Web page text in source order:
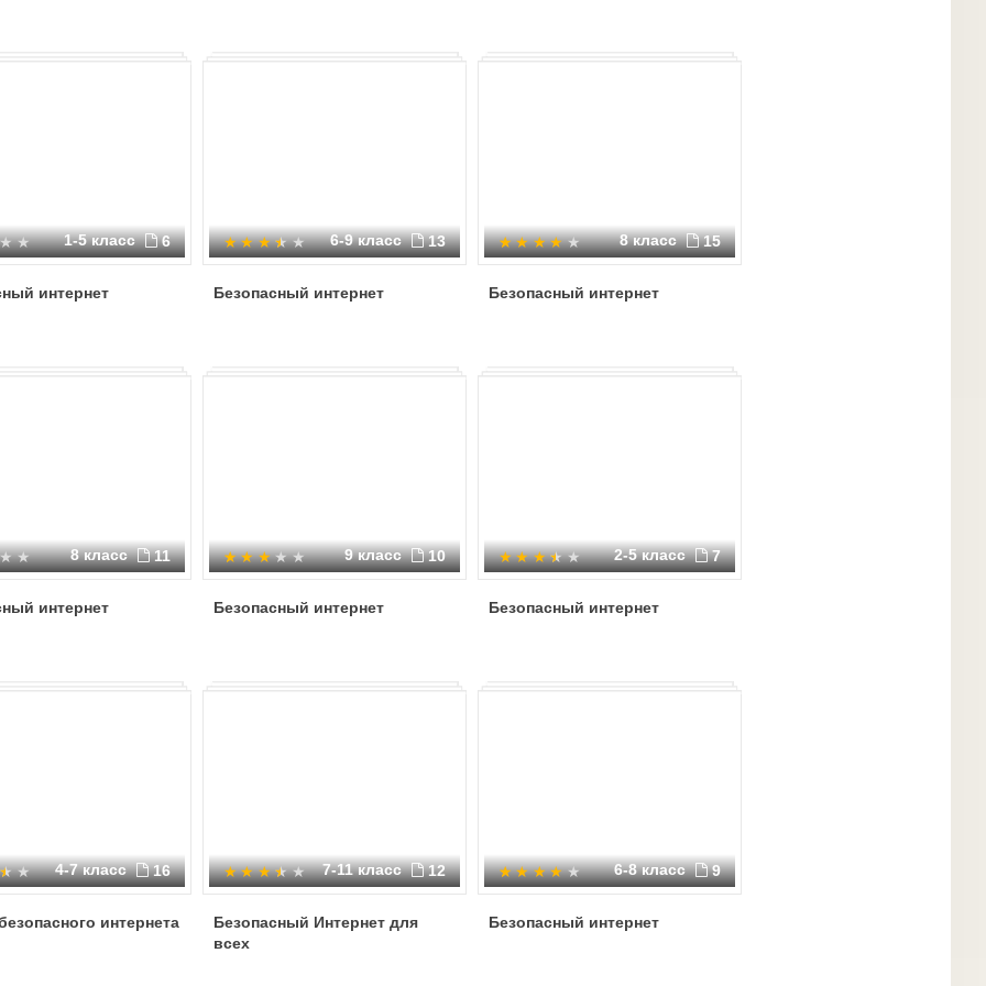
1-5 класс 6
интернет
6-9 класс 13
Безопасный интернет
8 класс 15
Безопасный интернет
8 класс 11
интернет
9 класс 10
Безопасный интернет
2-5 класс 7
Безопасный интернет
4-7 класс 16
интернета
7-11 класс 12
Безопасный Интернет для
всех
6-8 класс 9
Безопасный интернет